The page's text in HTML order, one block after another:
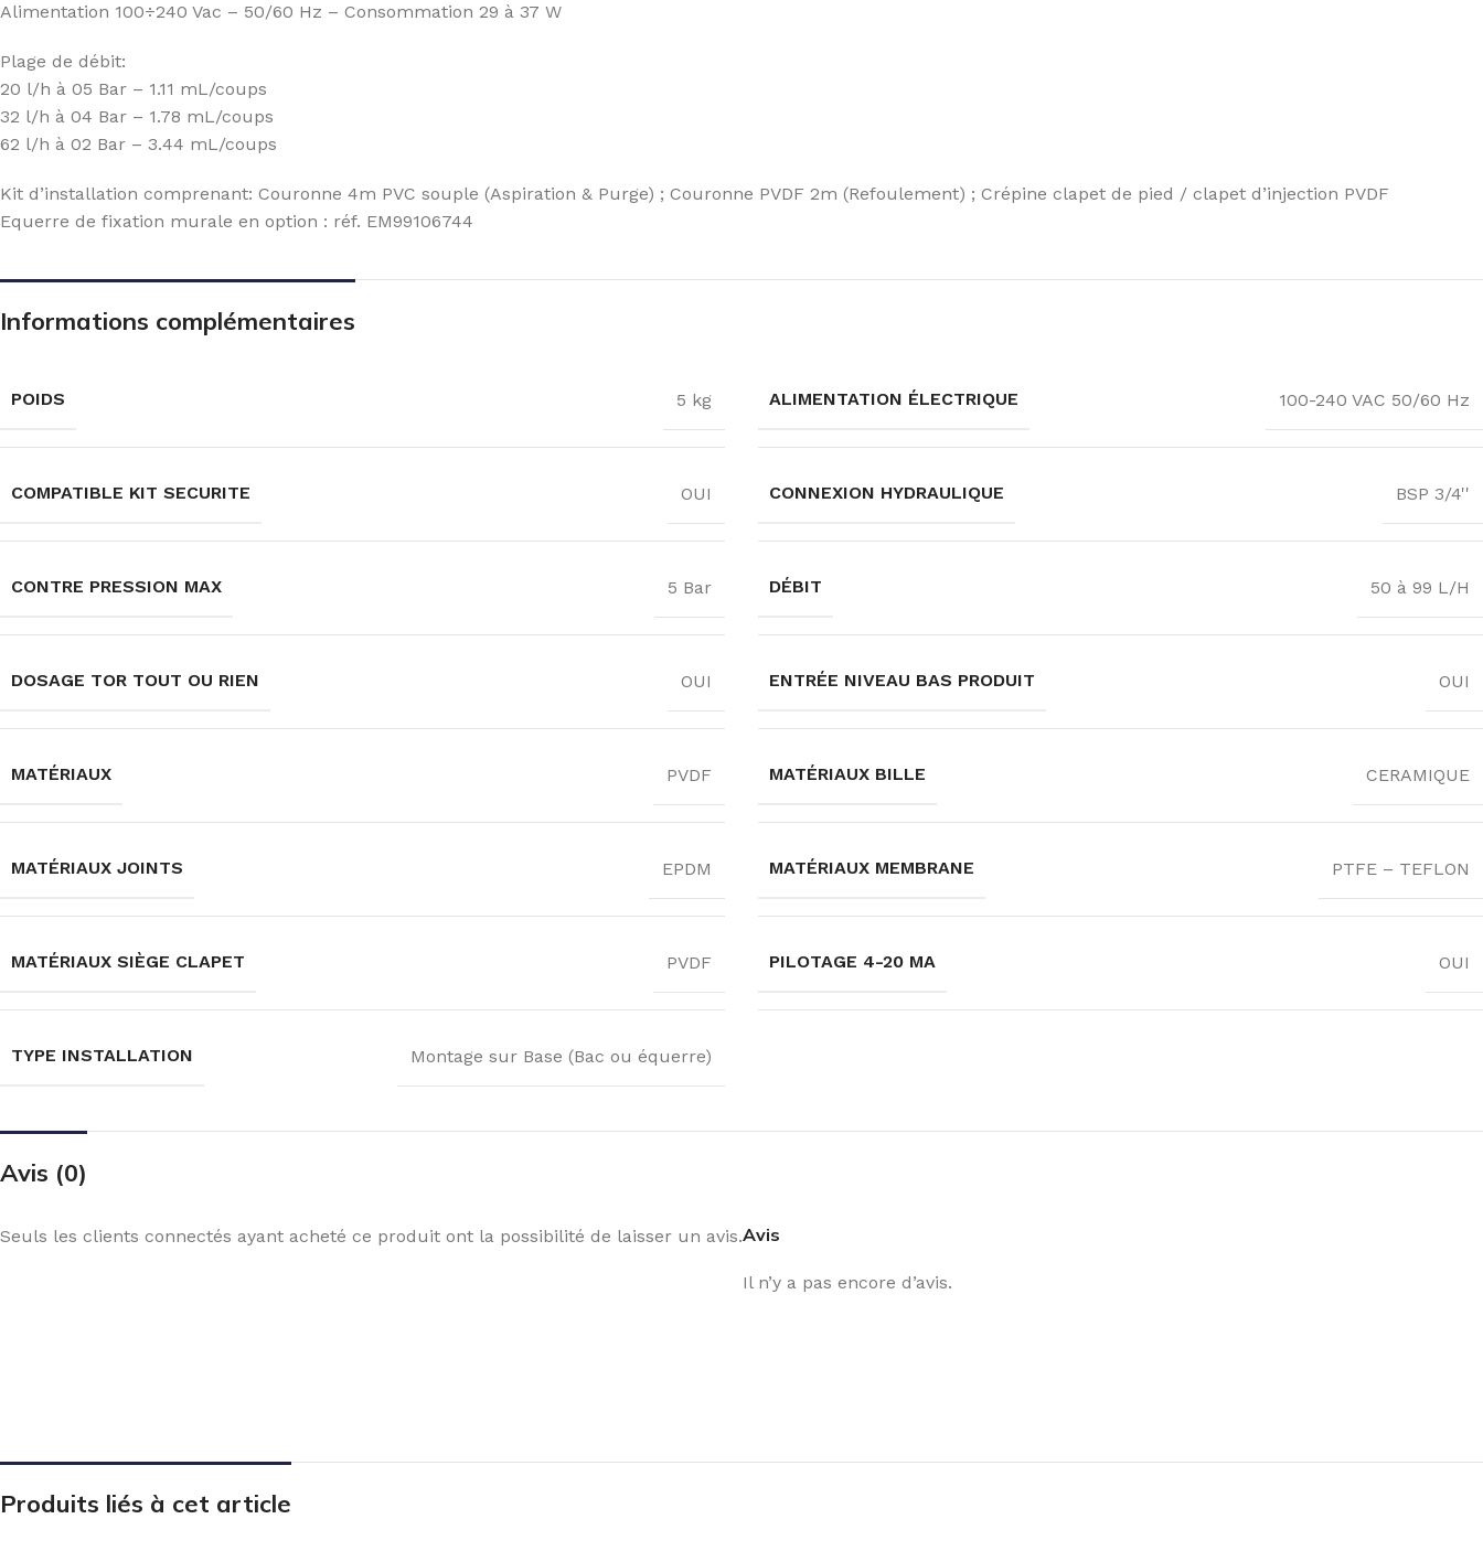
Alimentation 100÷240 Vac – 50/60 Hz – Consommation 29 à 37 W
Plage de débit:
20 l/h à 05 Bar – 1.11 mL/coups
32 l/h à 04 Bar – 1.78 mL/coups
62 l/h à 02 Bar – 3.44 mL/coups
Kit d’installation comprenant: Couronne 4m PVC souple (Aspiration & Purge) ; Couronne PVDF 2m (Refoulement) ; Crépine clapet de pied / clapet d’injection PVDF
Equerre de fixation murale en option : réf. EM99106744
Informations complémentaires
POIDS 5 kg ALIMENTATION ÉLECTRIQUE 100-240 VAC 50/60 Hz
COMPATIBLE KIT SECURITE OUI CONNEXION HYDRAULIQUE BSP 3/4''
CONTRE PRESSION MAX 5 Bar DÉBIT 50 à 99 L/H
DOSAGE TOR TOUT OU RIEN OUI ENTRÉE NIVEAU BAS PRODUIT OUI
MATÉRIAUX PVDF MATÉRIAUX BILLE CERAMIQUE
MATÉRIAUX JOINTS EPDM MATÉRIAUX MEMBRANE PTFE – TEFLON
MATÉRIAUX SIÈGE CLAPET PVDF PILOTAGE 4-20 MA OUI
TYPE INSTALLATION Montage sur Base (Bac ou équerre)
Avis (0)
Avis
Il n’y a pas encore d’avis.
Seuls les clients connectés ayant acheté ce produit ont la possibilité de laisser un avis.
Produits liés à cet article